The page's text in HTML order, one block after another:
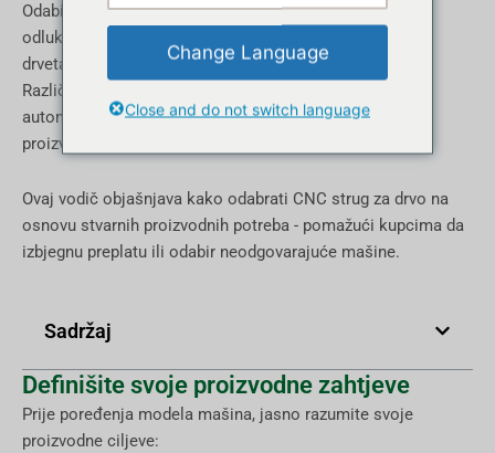
Odabir pravog CNC tokarskog stroja za drvo je ključna
odluka za proizvođače namještaja i tvornice za obradu
drveta.
Različite konfiguracije mašina, tipovi osa i nivoi
automatizacije mogu značajno uticati na efikasnost
proizvodnje, kvalitet proizvoda i povrat investicije.
Ovaj vodič objašnjava kako odabrati CNC strug za drvo na
osnovu stvarnih proizvodnih potreba - pomažući kupcima da
izbjegnu preplatu ili odabir neodgovarajuće mašine.
Sadržaj
Definišite svoje proizvodne zahtjeve
Prije poređenja modela mašina, jasno razumite svoje
proizvodne ciljeve:
Change Language
Close and do not switch language